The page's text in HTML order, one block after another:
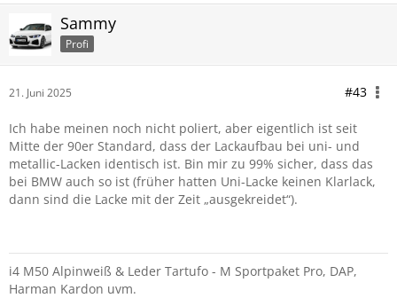
Sammy
Profi
21. Juni 2025 #43
Ich habe meinen noch nicht poliert, aber eigentlich ist seit
Mitte der 90er Standard, dass der Lackaufbau bei uni- und
metallic-Lacken identisch ist. Bin mir zu 99% sicher, dass das
bei BMW auch so ist (früher hatten Uni-Lacke keinen Klarlack,
dann sind die Lacke mit der Zeit „ausgekreidet“).
i4 M50 Alpinweiß & Leder Tartufo - M Sportpaket Pro, DAP,
Harman Kardon uvm.